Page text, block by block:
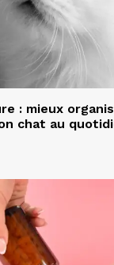
: mieux
chat au